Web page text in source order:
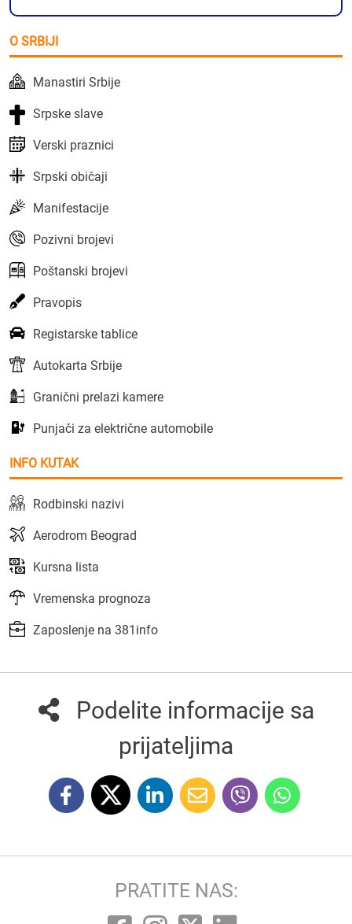
O SRBIJI
Manastiri Srbije
Srpske slave
Verski praznici
Srpski običaji
Manifestacije
Pozivni brojevi
Poštanski brojevi
Pravopis
Registarske tablice
Autokarta Srbije
Granični prelazi kamere
Punjači za električne automobile
INFO KUTAK
Rodbinski nazivi
Aerodrom Beograd
Kursna lista
Vremenska prognoza
Zaposlenje na 381info
Podelite informacije sa
prijateljima
PRATITE NAS: